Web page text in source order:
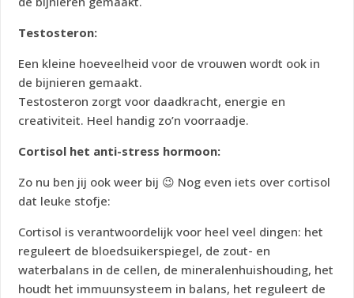
Testosteron:
Een kleine hoeveelheid voor de vrouwen wordt ook in
de bijnieren gemaakt.
Testosteron zorgt voor daadkracht, energie en
creativiteit. Heel handig zo’n voorraadje.
Cortisol het anti-stress hormoon:
Zo nu ben jij ook weer bij 😉 Nog even iets over cortisol
dat leuke stofje:
Cortisol is verantwoordelijk voor heel veel dingen: het
reguleert de bloedsuikerspiegel, de zout- en
waterbalans in de cellen, de mineralenhuishouding, het
houdt het immuunsysteem in balans, het reguleert de